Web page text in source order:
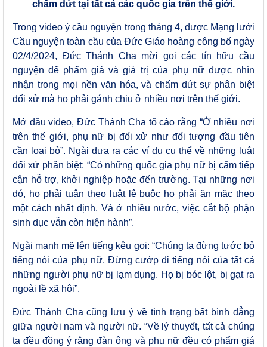
chấm dứt tại tất cả các quốc gia trên thế giới.
Trong video ý cầu nguyện trong tháng 4, được Mạng lưới
Cầu nguyện toàn cầu của Đức Giáo hoàng công bố ngày
02/4/2024, Đức Thánh Cha mời gọi các tín hữu cầu
nguyện để phẩm giá và giá trị của phụ nữ được nhìn
nhận trong mọi nền văn hóa, và chấm dứt sự phân biệt
đối xử mà họ phải gánh chịu ở nhiều nơi trên thế giới.
Mở đầu video, Đức Thánh Cha tố cáo rằng “Ở nhiều nơi
trên thế giới, phụ nữ bị đối xử như đối tượng đầu tiên
cần loại bỏ”. Ngài đưa ra các ví dụ cụ thể về những luật
đối xử phân biệt: “Có những quốc gia phụ nữ bị cấm tiếp
cận hỗ trợ, khởi nghiệp hoặc đến trường. Tại những nơi
đó, họ phải tuân theo luật lệ buộc họ phải ăn mặc theo
một cách nhất định. Và ở nhiều nước, việc cắt bộ phận
sinh dục vẫn còn hiện hành”.
Ngài mạnh mẽ lên tiếng kêu gọi: “Chúng ta đừng tước bỏ
tiếng nói của phụ nữ. Đừng cướp đi tiếng nói của tất cả
những người phụ nữ bị lạm dụng. Họ bị bóc lột, bị gạt ra
ngoài lề xã hội”.
Đức Thánh Cha cũng lưu ý về tình trạng bất bình đẳng
giữa người nam và người nữ. “Về lý thuyết, tất cả chúng
ta đều đồng ý rằng đàn ông và phụ nữ đều có phẩm giá